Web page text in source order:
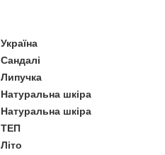
Україна
Сандалі
Липучка
Натуральна шкіра
Натуральна шкіра
ТЕП
Літо